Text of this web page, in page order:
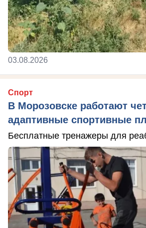
03.08.2026
Спорт
В Морозовске работают
адаптивные спортивные
Бесплатные тренажеры для